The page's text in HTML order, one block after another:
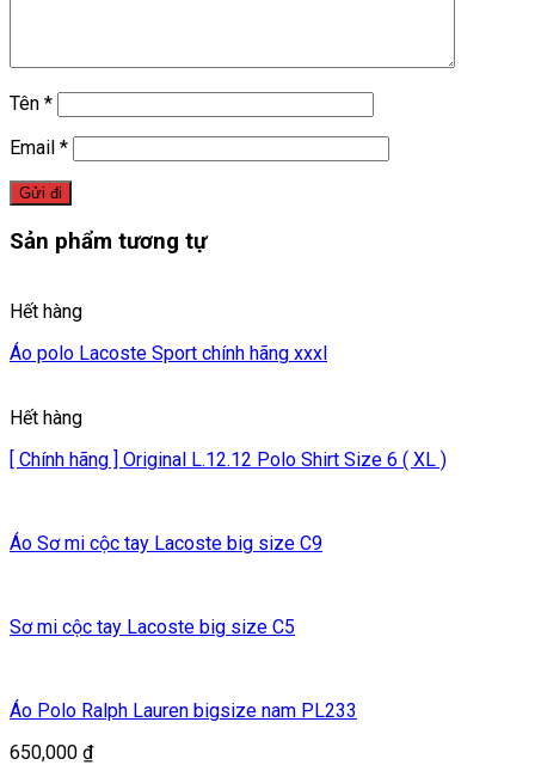
Tên *
Email *
Sản phẩm tương tự
Hết hàng
Áo polo Lacoste Sport chính hãng xxxl
Hết hàng
[ Chính hãng ] Original L.12.12 Polo Shirt Size 6 ( XL )
Áo Sơ mi cộc tay Lacoste big size C9
Sơ mi cộc tay Lacoste big size C5
Áo Polo Ralph Lauren bigsize nam PL233
650,000 ₫